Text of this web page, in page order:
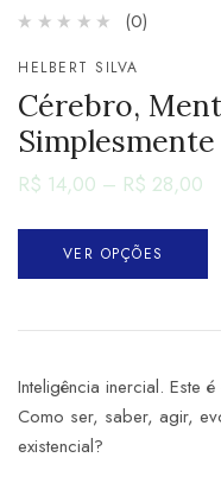
(0)
HELBERT SILVA
Cérebro,
R$ 14,00 – R$ 28,00
VER OPÇÕES
Inteligência inercial. Este
Como ser, saber, agir,
existencial?